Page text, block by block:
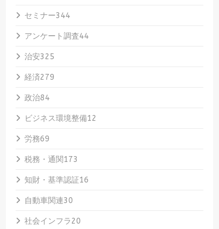
セミナー344
アンケート調査44
治安325
経済279
政治84
ビジネス環境整備12
労務69
税務・通関173
知財・基準認証16
自動車関連30
社会インフラ20